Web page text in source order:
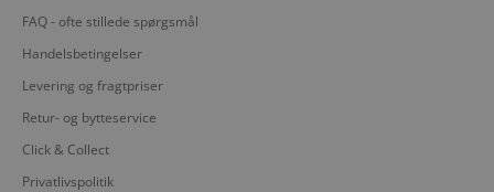
FAQ - ofte stillede spørgsmål
Handelsbetingelser
Levering og fragtpriser
Retur- og bytteservice
Click & Collect
Privatlivspolitik